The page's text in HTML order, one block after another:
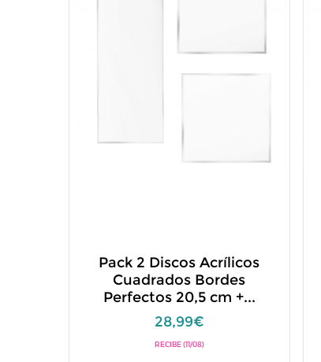
Pack 2 Discos Acrílicos
Cuadrados Bordes
Perfectos 20,5 cm +...
28,99€
RECIBE (11/08)